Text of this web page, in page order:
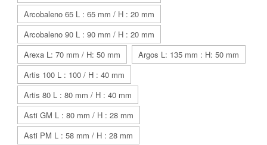
Arcobaleno 65 L : 65 mm / H : 20 mm
Arcobaleno 90 L : 90 mm / H : 20 mm
Arexa L: 70 mm / H: 50 mm
Argos L: 135 mm : H: 50 mm
Artis 100 L : 100 / H : 40 mm
Artis 80 L : 80 mm / H : 40 mm
Asti GM L : 80 mm / H : 28 mm
Asti PM L : 58 mm / H : 28 mm